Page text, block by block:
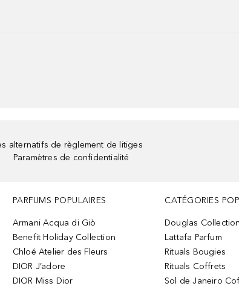
alternatifs de règlement de litiges
Paramètres de confidentialité
PARFUMS POPULAIRES
Armani Acqua di Giò
Benefit Holiday Collection
Chloé Atelier des Fleurs
DIOR J’adore
DIOR Miss Dior
CATÉGORIES
Douglas
Lattafa Parfum
Rituals Bougies
Rituals Coffrets
Sol de Janeiro